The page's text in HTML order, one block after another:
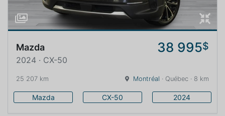
Mazda 38 995$
2024 · CX-50
25 207 km Montréal · Québec · 8 km
Mazda CX-50 2024